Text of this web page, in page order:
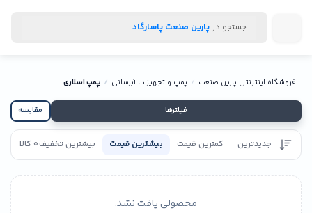
جستجو در پارین صنعت پاسارگاد
فروشگاه اینترنتی پارین صنعت پمپ و تجهیزات آبرسانی پمپ اسلاری
فیلترها مقایسه
جدیدترین کمترین قیمت بیشترین قیمت بیشترین تخفیف0 کالا
محصولی یافت نشد.